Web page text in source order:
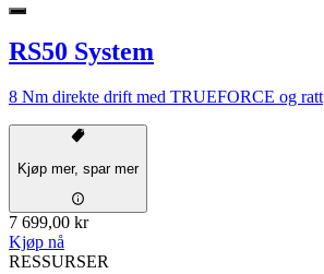
RS50 System
8 Nm direkte drift med TRUEFORCE og ratt
Kjøp mer, spar mer
7 699,00 kr
Kjøp nå
RESSURSER